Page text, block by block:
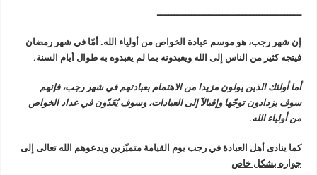
ـــــــــــــــــــــــــــــــــــــــــــــــــــ
إن شهر رجب، هو موسم عبادة الخواص من أولياء الله. أمّا في شهر رمضان
فيتجه كثير من الناس إلى الله ويعبدونه بما لم يعبدوه به طوال أيام السنة.
أما أولئك الذين يولون مزيدا من الاهتمام بعبادتهم في شهر رجب، فإنهم
سوف يزدادون توجّها وإقبالآ إلى العبادات، وسوف يُعَدّون في عداد الخواص
من أولياء الله.
كما ينادى أهل العبادة في رجب يوم القيامة متميّزين ويدعوهم الله تعالى إلى
جواره بشكل خاص